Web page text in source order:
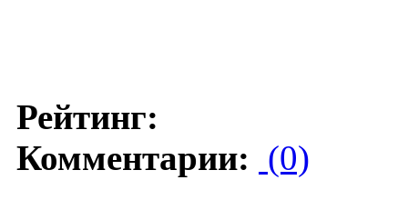
Рейтинг:
Комментарии: (0)